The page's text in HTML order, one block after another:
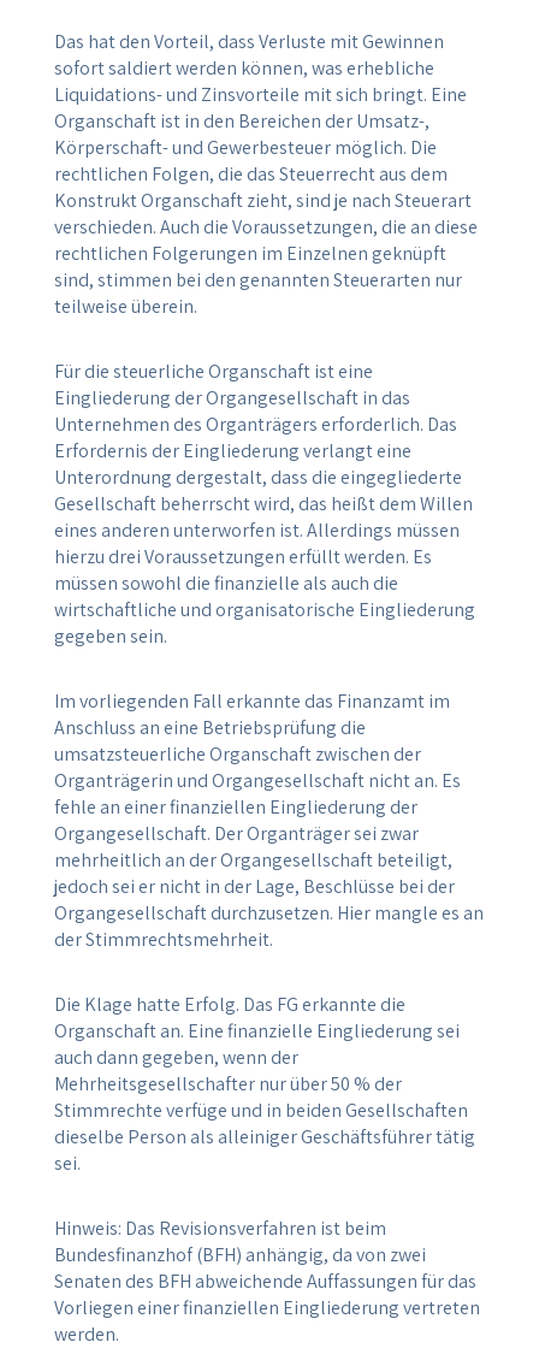
Das hat den Vorteil, dass Verluste mit Gewinnen
sofort saldiert werden können, was erhebliche
Liquidations- und Zinsvorteile mit sich bringt. Eine
Organschaft ist in den Bereichen der Umsatz-,
Körperschaft- und Gewerbesteuer möglich. Die
rechtlichen Folgen, die das Steuerrecht aus dem
Konstrukt Organschaft zieht, sind je nach Steuerart
verschieden. Auch die Voraussetzungen, die an diese
rechtlichen Folgerungen im Einzelnen geknüpft
sind, stimmen bei den genannten Steuerarten nur
teilweise überein.
Für die steuerliche Organschaft ist eine
Eingliederung der Organgesellschaft in das
Unternehmen des Organträgers erforderlich. Das
Erfordernis der Eingliederung verlangt eine
Unterordnung dergestalt, dass die eingegliederte
Gesellschaft beherrscht wird, das heißt dem Willen
eines anderen unterworfen ist. Allerdings müssen
hierzu drei Voraussetzungen erfüllt werden. Es
müssen sowohl die finanzielle als auch die
wirtschaftliche und organisatorische Eingliederung
gegeben sein.
Im vorliegenden Fall erkannte das Finanzamt im
Anschluss an eine Betriebsprüfung die
umsatzsteuerliche Organschaft zwischen der
Organträgerin und Organgesellschaft nicht an. Es
fehle an einer finanziellen Eingliederung der
Organgesellschaft. Der Organträger sei zwar
mehrheitlich an der Organgesellschaft beteiligt,
jedoch sei er nicht in der Lage, Beschlüsse bei der
Organgesellschaft durchzusetzen. Hier mangle es an
der Stimmrechtsmehrheit.
Die Klage hatte Erfolg. Das FG erkannte die
Organschaft an. Eine finanzielle Eingliederung sei
auch dann gegeben, wenn der
Mehrheitsgesellschafter nur über 50 % der
Stimmrechte verfüge und in beiden Gesellschaften
dieselbe Person als alleiniger Geschäftsführer tätig
sei.
Hinweis: Das Revisionsverfahren ist beim
Bundesfinanzhof (BFH) anhängig, da von zwei
Senaten des BFH abweichende Auffassungen für das
Vorliegen einer finanziellen Eingliederung vertreten
werden.